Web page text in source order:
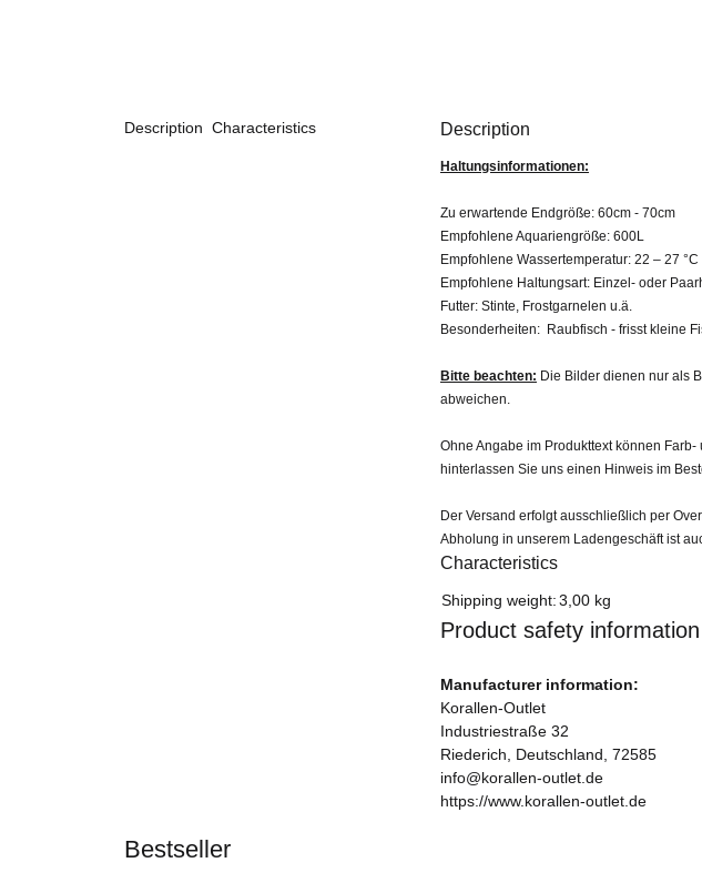
Description Characteristics Description
Haltungsinformationen:
Zu erwartende Endgröße: 60cm - 70cm
Empfohlene Aquariengröße: 600L
Empfohlene Wassertemperatur: 22 – 27 °C
Empfohlene Haltungsart: Einzel- oder
Futter: Stinte, Frostgarnelen u.ä.
Besonderheiten: Raubfisch - frisst kleine
Bitte beachten: Die Bilder dienen nur als
abweichen.
Ohne Angabe im Produkttext können
hinterlassen Sie uns einen Hinweis im
Der Versand erfolgt ausschließlich per
Abholung in unserem Ladengeschäft ist
Characteristics
Item information
Value
Shipping weight:3,00 kg
Product safety information
Manufacturer information:
Korallen-Outlet
Industriestraße 32
Riederich, Deutschland, 72585
info@korallen-outlet.de
https://www.korallen-outlet.de
Bestseller